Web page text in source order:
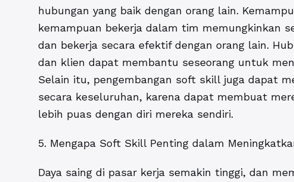
hubungan yang baik dengan orang lain.
kemampuan bekerja dalam tim memungkinkan
dan bekerja secara efektif dengan orang lain.
dan klien dapat membantu seseorang untuk
Selain itu, pengembangan soft skill juga dapat
secara keseluruhan, karena dapat membuat
lebih puas dengan diri mereka sendiri.
5. Mengapa Soft Skill Penting dalam
Daya saing di pasar kerja semakin tinggi, dan